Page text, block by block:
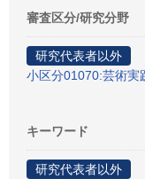
審査区分/研究分野
研究代表者以外
小区分01070:芸術実
キーワード
研究代表者以外